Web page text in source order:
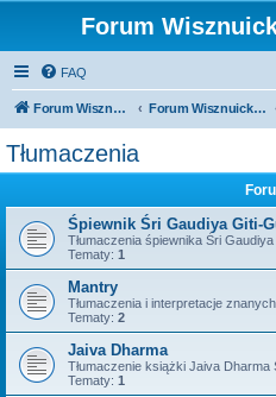
Forum
FAQ
Forum Wisznuickie forum.bhaktijoga.pl Forum Wisznuickie forum.bhaktijoga.pl
Tłumaczenia
Śpiewnik Śri Gaudiya Giti-
Tłumaczenia śpiewnika Śri
Tematy: 1
Mantry
Tłumaczenia i interpretacje
Tematy: 2
Jaiva Dharma
Tłumaczenie książki Jaiva
Tematy: 1